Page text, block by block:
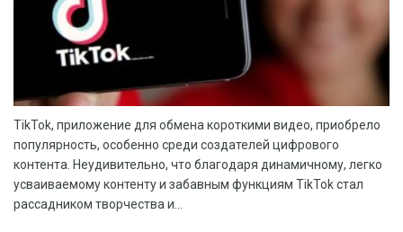
TikTok, приложение для обмена короткими видео, приобрело
популярность, особенно среди создателей цифрового
контента. Неудивительно, что благодаря динамичному, легко
усваиваемому контенту и забавным функциям TikTok стал
рассадником творчества и...